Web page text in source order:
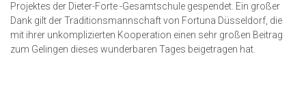
Projektes der Dieter-Forte -Gesamtschule gespendet. Ein großer
Dank gilt der Traditionsmannschaft von Fortuna Düsseldorf, die
mit ihrer unkomplizierten Kooperation einen sehr großen Beitrag
zum Gelingen dieses wunderbaren Tages beigetragen hat.